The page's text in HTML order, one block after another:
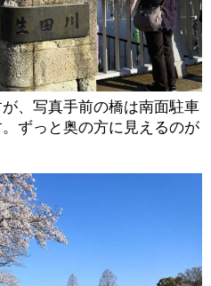
が、写真手前の橋は南面駐車
ずっと奥の方に見えるのが